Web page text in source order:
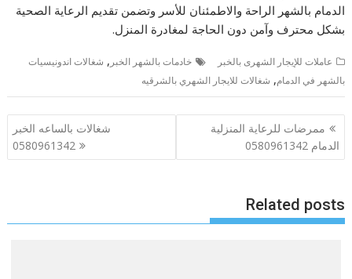
الدمام بالشهر الراحة والاطمئنان للأسر وتضمن تقديم الرعاية الصحية
بشكل محترف وآمن دون الحاجة لمغادرة المنزل.
عاملات للإيجار الشهرى بالخبر خادمات بالشهر الخبر , شغالات اندونيسيات
بالشهر في الدمام, شغالات للايجار الشهري بالشرقيه
تصفّح
المقالات
ممرضات للرعاية المنزلية
الدمام 0580961342
شغالات بالساعه الخبر
0580961342
Related posts